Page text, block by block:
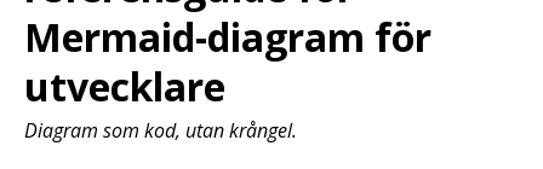
Mermaid-diagram för
utvecklare
Diagram som kod, utan krångel.